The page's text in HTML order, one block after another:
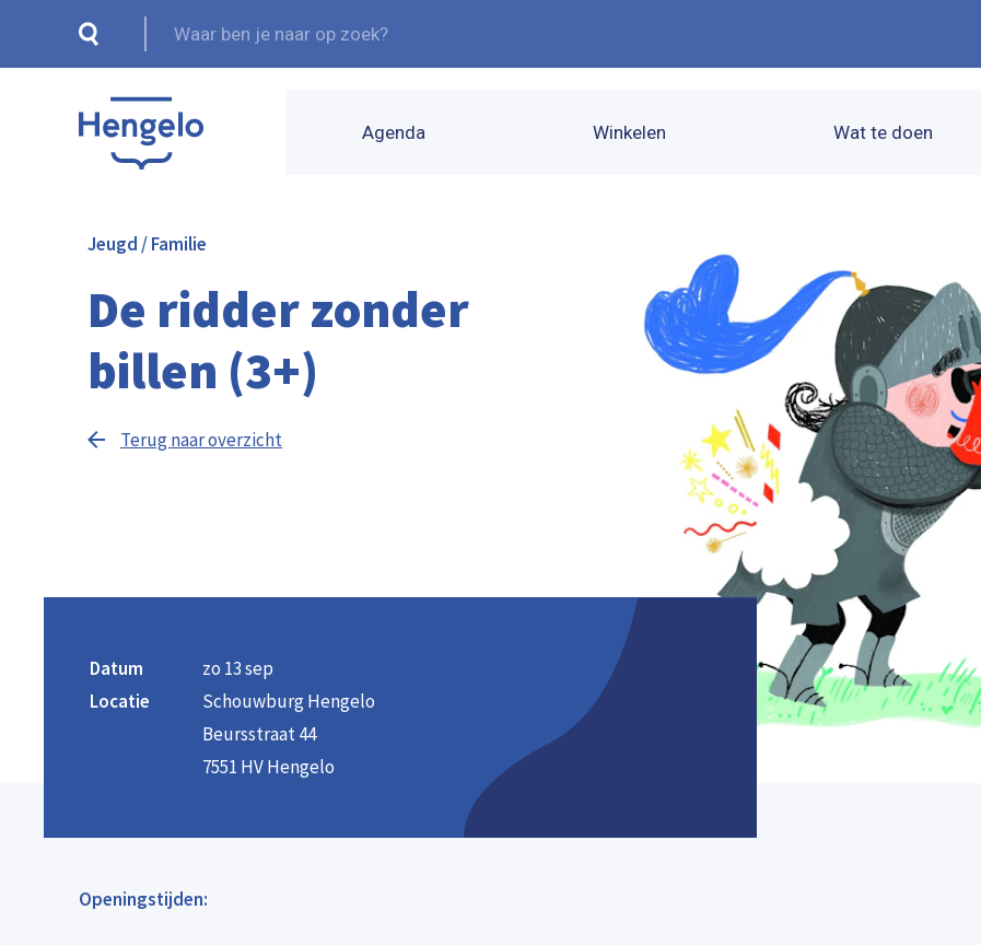
Agenda Winkelen Wat te doen
Jeugd / Familie
De ridder zonder
billen (3+)
Terug naar overzicht
Datum
zo 13 sep
Locatie
Schouwburg Hengelo
Beursstraat 44
7551 HV Hengelo
Openingstijden: